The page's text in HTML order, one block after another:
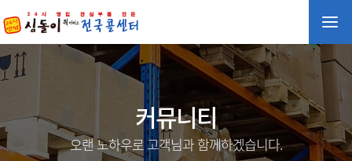
커뮤니티
오랜 노하우로 고객님과 함께하겠습니다.